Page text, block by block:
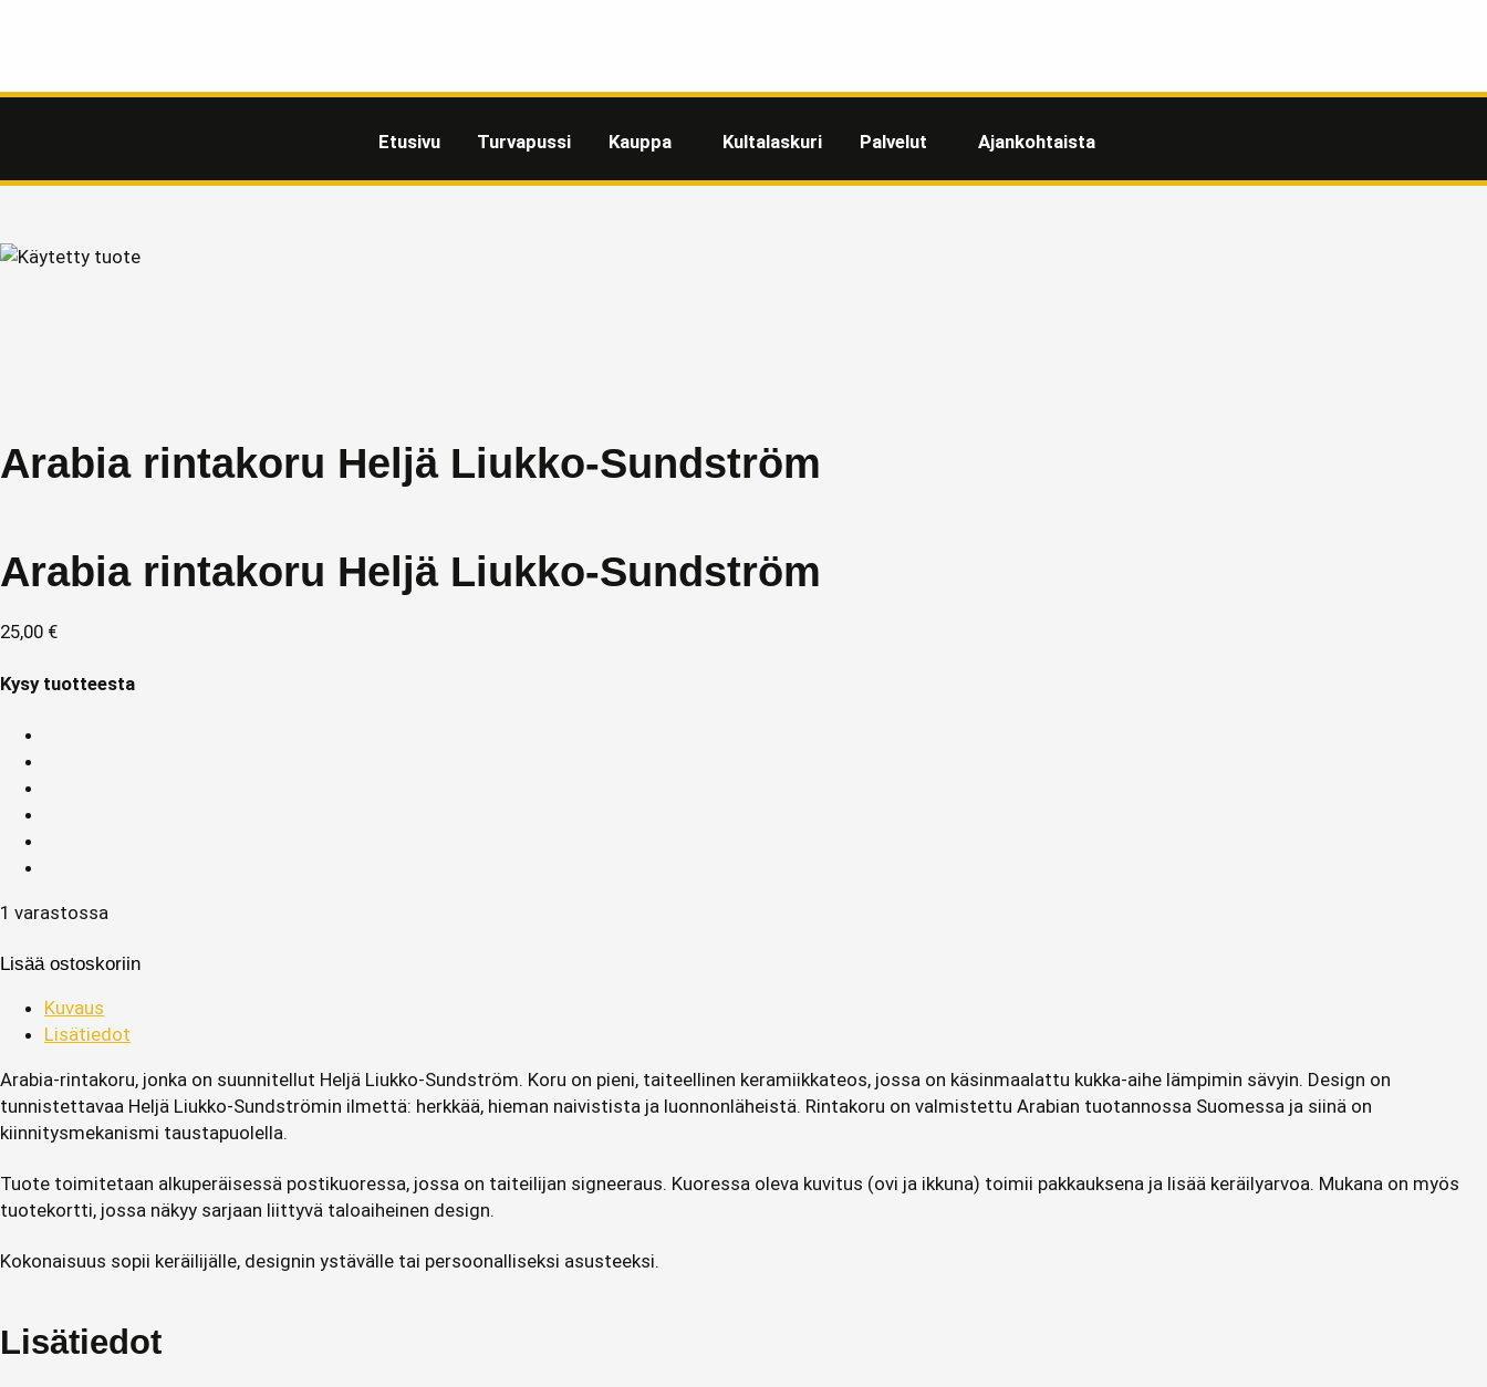
Etusivu Turvapussi Kauppa Kultalaskuri Palvelut Ajankohtaista
Arabia rintakoru Heljä Liukko-Sundström
Arabia rintakoru Heljä Liukko-Sundström
25,00 €
Kysy tuotteesta
1 varastossa
Lisää ostoskoriin
Kuvaus
Lisätiedot
Arabia-rintakoru, jonka on suunnitellut Heljä Liukko-Sundström. Koru on pieni, taiteellinen keramiikkateos, jossa on käsinmaalattu kukka-aihe lämpimin sävyin. Design on
tunnistettavaa Heljä Liukko-Sundströmin ilmettä: herkkää, hieman naivistista ja luonnonläheistä. Rintakoru on valmistettu Arabian tuotannossa Suomessa ja siinä on
kiinnitysmekanismi taustapuolella.
Tuote toimitetaan alkuperäisessä postikuoressa, jossa on taiteilijan signeeraus. Kuoressa oleva kuvitus (ovi ja ikkuna) toimii pakkauksena ja lisää keräilyarvoa. Mukana on myös
tuotekortti, jossa näkyy sarjaan liittyvä taloaiheinen design.
Kokonaisuus sopii keräilijälle, designin ystävälle tai persoonalliseksi asusteeksi.
Lisätiedot